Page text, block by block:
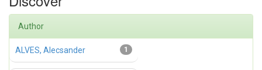
Author
1
ALVES, Alecsander